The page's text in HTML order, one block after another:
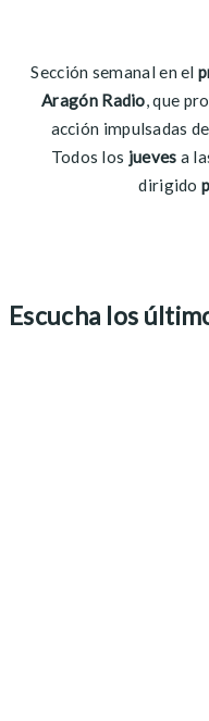
Sección semanal en el
Aragón Radio, que
acción impulsadas
Todos los jueves a
dirigido
Escucha los